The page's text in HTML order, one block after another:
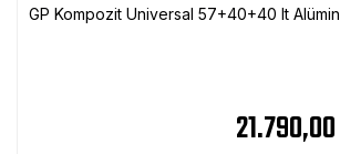
GP Kompozit Universal 57+40+40 lt